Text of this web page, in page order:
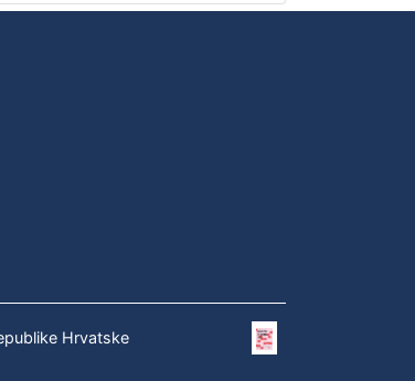
Hrvatske